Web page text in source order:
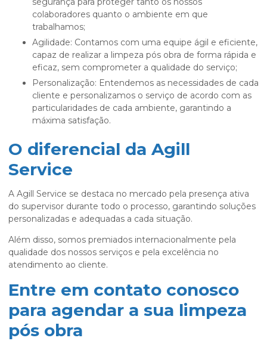
colaboradores quanto o ambiente em que
trabalhamos;
Agilidade: Contamos com uma equipe ágil e eficiente,
capaz de realizar a limpeza pós obra de forma rápida e
eficaz, sem comprometer a qualidade do serviço;
Personalização: Entendemos as necessidades de cada
cliente e personalizamos o serviço de acordo com as
particularidades de cada ambiente, garantindo a
máxima satisfação.
O diferencial da Agill
Service
A Agill Service se destaca no mercado pela presença ativa
do supervisor durante todo o processo, garantindo soluções
personalizadas e adequadas a cada situação.
Além disso, somos premiados internacionalmente pela
qualidade dos nossos serviços e pela excelência no
atendimento ao cliente.
Entre em contato conosco
para agendar a sua limpeza
pós obra